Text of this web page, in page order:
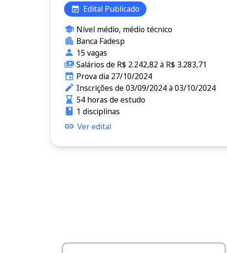
Edital Publicado
Nível médio, médio técnico
Banca Fadesp
15 vagas
Salários de R$ 2.242,82 à R$ 3.283,71
Prova dia 27/10/2024
Inscrições de 03/09/2024 à 03/10/2024
54 horas de estudo
1 disciplinas
Ver edital